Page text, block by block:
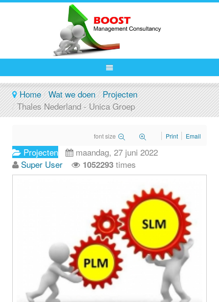
Home / Wat we doen / Projecten
/ Thales Nederland - Unica Groep
font size Print Email
Projecten
maandag, 27 juni 2022
Super User
1052293 times